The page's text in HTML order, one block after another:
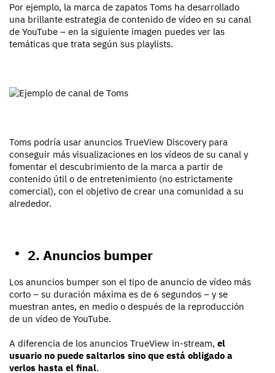
Por ejemplo, la marca de zapatos Toms ha desarrollado
una brillante estrategia de contenido de vídeo en su canal
de YouTube – en la siguiente imagen puedes ver las
temáticas que trata según sus playlists.
Toms podría usar anuncios TrueView Discovery para
conseguir más visualizaciones en los vídeos de su canal y
fomentar el descubrimiento de la marca a partir de
contenido útil o de entretenimiento (no estrictamente
comercial), con el objetivo de crear una comunidad a su
alrededor.
2. Anuncios bumper
Los anuncios bumper son el tipo de anuncio de vídeo más
corto – su duración máxima es de 6 segundos – y se
muestran antes, en medio o después de la reproducción
de un vídeo de YouTube.
A diferencia de los anuncios TrueView in-stream, el
usuario no puede saltarlos sino que está obligado a
verlos hasta el final.